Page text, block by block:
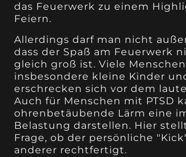
das Feuerwerk zu einem
Feiern.
Allerdings darf man nicht
dass der Spaß am Feuerwerk
gleich groß ist. Viele Menschen
insbesondere kleine Kinder
erschrecken sich vor dem
Auch für Menschen mit PTSD
ohrenbetäubende Lärm eine
Belastung darstellen. Hier
Frage, ob der persönliche
anderer rechtfertigt.